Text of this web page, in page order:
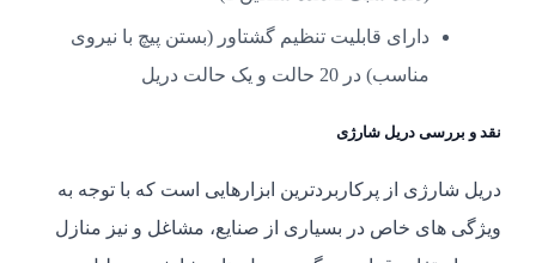
دارای قابلیت تنظیم گشتاور (بستن پیچ با نیروی
مناسب) در 20 حالت و یک حالت دریل
نقد و بررسی دریل شارژی
دریل شارژی از پرکاربردترین ابزارهایی است که با توجه به
ویژگی های خاص در بسیاری از صنایع، مشاغل و نیز منازل